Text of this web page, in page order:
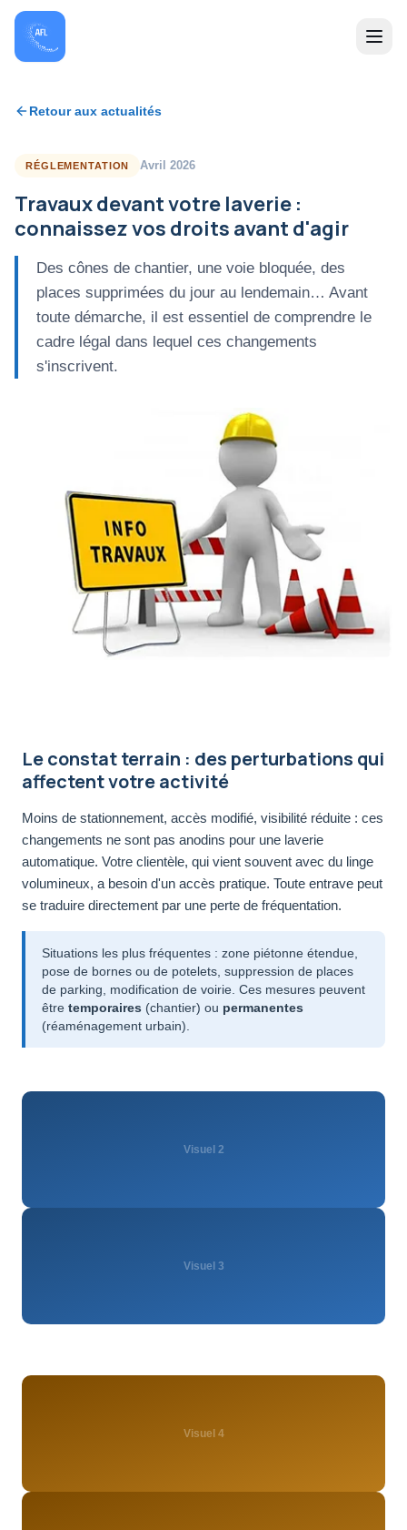
Retour aux actualités
RÉGLEMENTATION Avril 2026
Travaux devant votre laverie :
connaissez vos droits avant d'agir
Des cônes de chantier, une voie bloquée, des
places supprimées du jour au lendemain… Avant
toute démarche, il est essentiel de comprendre le
cadre légal dans lequel ces changements
s'inscrivent.
Le constat terrain : des perturbations qui
affectent votre activité
Moins de stationnement, accès modifié, visibilité réduite : ces
changements ne sont pas anodins pour une laverie
automatique. Votre clientèle, qui vient souvent avec du linge
volumineux, a besoin d'un accès pratique. Toute entrave peut
se traduire directement par une perte de fréquentation.
Situations les plus fréquentes : zone piétonne étendue,
pose de bornes ou de potelets, suppression de places
de parking, modification de voirie. Ces mesures peuvent
être temporaires (chantier) ou permanentes
(réaménagement urbain).
Visuel 2
Visuel 3
Visuel 4